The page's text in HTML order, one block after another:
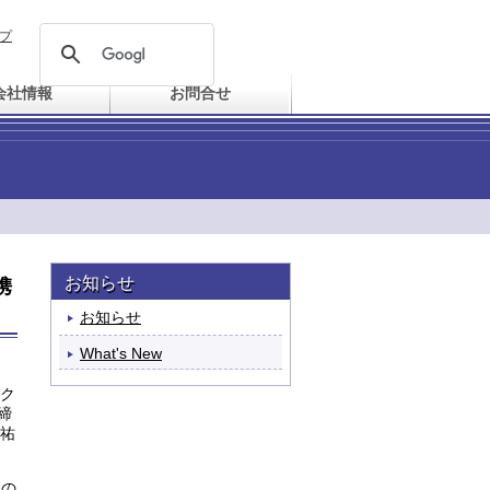
社情報 お問合せ
お知らせ
お知らせ
What's New